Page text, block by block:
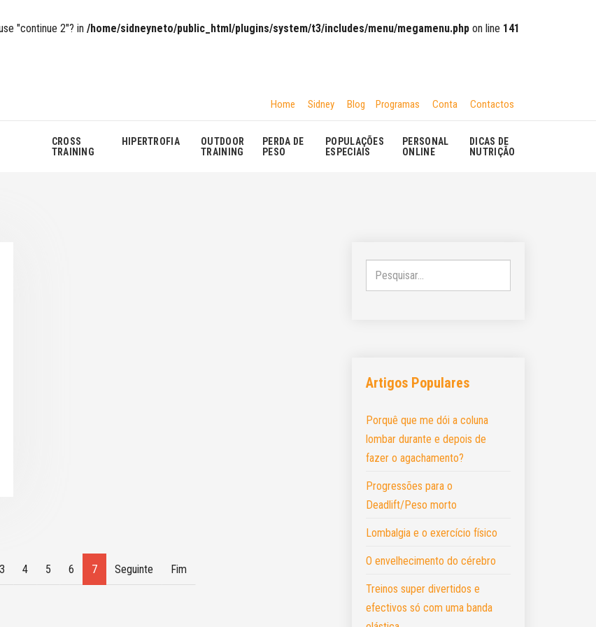
"continue 2"? in /home/sidneyneto/public_html/plugins/system/t3/includes/menu/megamenu.php on line 141
Home
Sidney Blog Programas Conta Contactos
CROSS
TRAINING
HIPERTROFIA
OUTDOOR
TRAINING
PERDA DE
PESO
POPULAÇÕES
ESPECIAIS
PERSONAL
ONLINE
DICAS DE
NUTRIÇÃO
3 4 5 6 7 Seguinte Fim
Pesquisar...
Artigos Populares
Porquê que me dói a coluna
lombar durante e depois de
fazer o agachamento?
Progressões para o
Deadlift/Peso morto
Lombalgia e o exercício físico
O envelhecimento do cérebro
Treinos super divertidos e
efectivos só com uma banda